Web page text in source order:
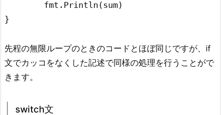
先程の無限ループのときのコードとほぼ同じですが、if
文でカッコをなくした記述で同様の処理を行うことがで
きます。
switch文